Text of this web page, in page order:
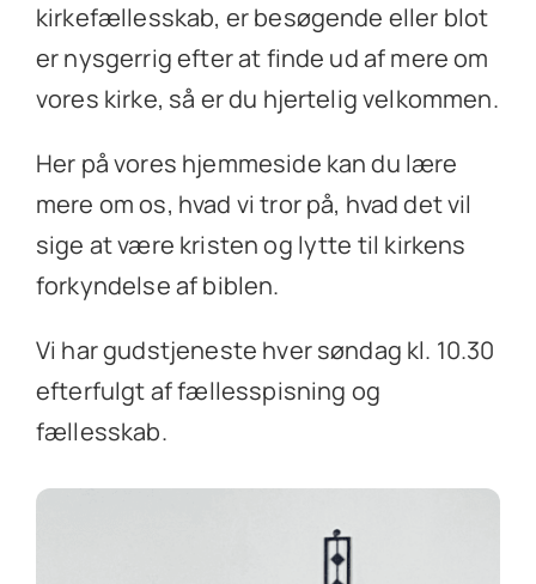
kirkefællesskab, er besøgende eller blot
er nysgerrig efter at finde ud af mere om
vores kirke, så er du hjertelig velkommen.
Her på vores hjemmeside kan du lære
mere om os, hvad vi tror på, hvad det vil
sige at være kristen og lytte til kirkens
forkyndelse af biblen.
Vi har gudstjeneste hver søndag kl. 10.30
efterfulgt af fællesspisning og
fællesskab.